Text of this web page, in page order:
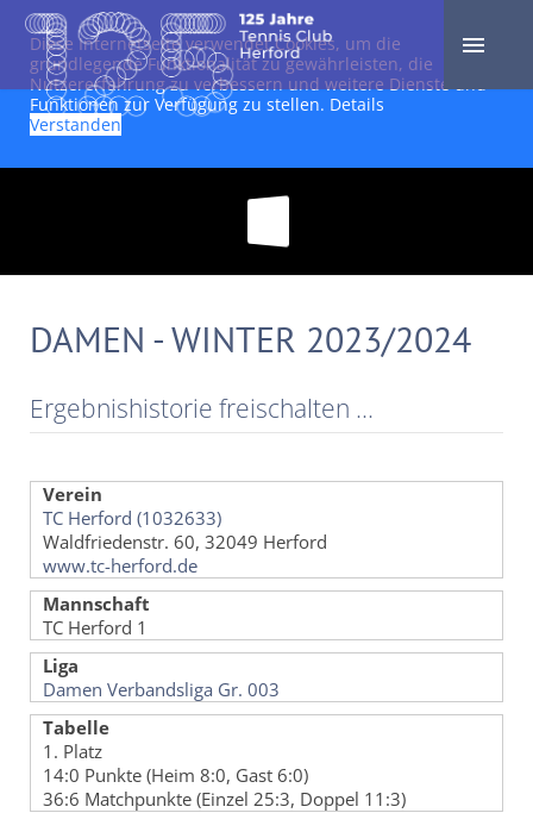
Diese Internetseite verwendet Cookies, um die
grundlegende Funktionalität zu gewährleisten, die
Nutzererfahrung zu verbessern und weitere Dienste und
Funktionen zur Verfügung zu stellen. Details
Verstanden
DAMEN - WINTER 2023/2024
Ergebnishistorie freischalten ...
Verein
TC Herford (1032633)
Waldfriedenstr. 60, 32049 Herford
www.tc-herford.de
Mannschaft
TC Herford 1
Liga
Damen Verbandsliga Gr. 003
Tabelle
1. Platz
14:0 Punkte (Heim 8:0, Gast 6:0)
36:6 Matchpunkte (Einzel 25:3, Doppel 11:3)